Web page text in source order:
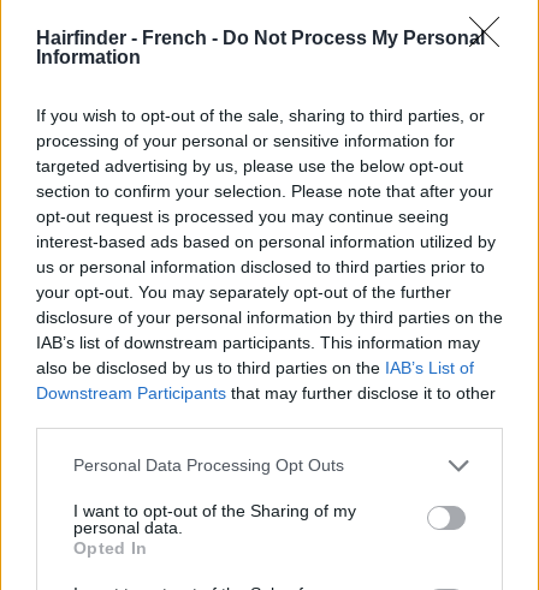
Hairfinder - French - Do Not Process My Personal
Information
If you wish to opt-out of the sale, sharing to third parties, or
processing of your personal or sensitive information for
targeted advertising by us, please use the below opt-out
section to confirm your selection. Please note that after your
opt-out request is processed you may continue seeing
interest-based ads based on personal information utilized by
us or personal information disclosed to third parties prior to
your opt-out. You may separately opt-out of the further
disclosure of your personal information by third parties on the
IAB’s list of downstream participants. This information may
also be disclosed by us to third parties on the IAB’s List of
Downstream Participants that may further disclose it to other
Personal Data Processing Opt Outs
I want to opt-out of the Sharing of my
personal data.
Opted In